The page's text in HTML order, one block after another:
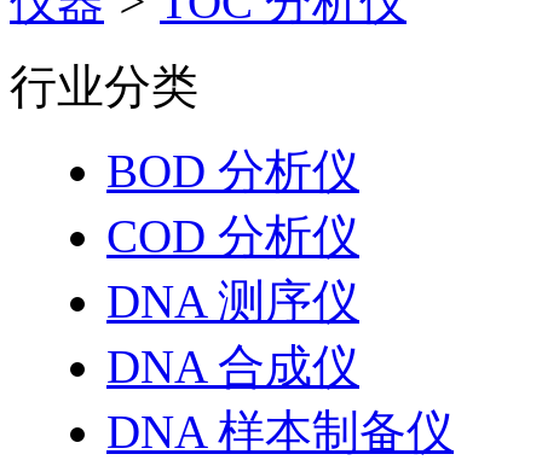
行业分类
BOD 分析仪
COD 分析仪
DNA 测序仪
DNA 合成仪
DNA 样本制备仪